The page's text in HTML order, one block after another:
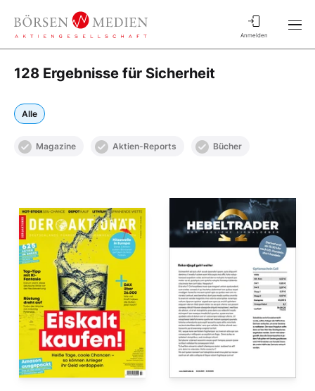
Anmelden
128 Ergebnisse für Sicherheit
Alle
Magazine Aktien-Reports Bücher